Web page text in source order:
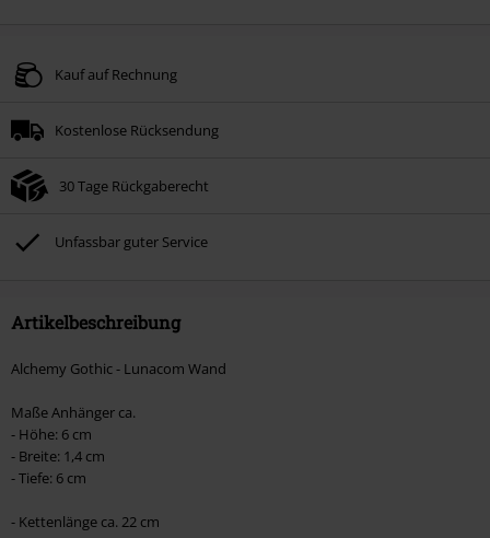
Kauf auf Rechnung
Kostenlose Rücksendung
30 Tage Rückgaberecht
Unfassbar guter Service
Artikelbeschreibung
Alchemy Gothic - Lunacom Wand
Maße Anhänger ca.
- Höhe: 6 cm
- Breite: 1,4 cm
- Tiefe: 6 cm
- Kettenlänge ca. 22 cm